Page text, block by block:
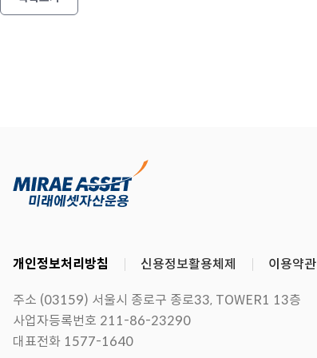
개인정보처리방침 신용정보활용체제 이용약관
주소 (03159) 서울시 종로구 종로33, TOWER1 13층
사업자등록번호 211-86-23290
대표전화 1577-1640